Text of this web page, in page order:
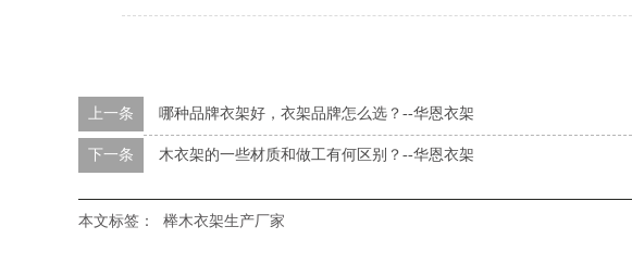
上一条 哪种品牌衣架好，衣架品牌怎么选？--华恩衣架
下一条 木衣架的一些材质和做工有何区别？--华恩衣架
本文标签： 榉木衣架生产厂家